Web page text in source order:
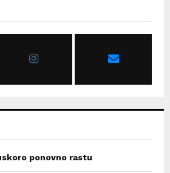
ponovno rastu